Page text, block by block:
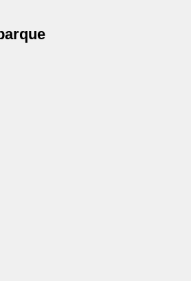
de agua y su
1660, Luis XIV encargó a
que inspiraría a
una colección titulada
anécdotas y secretos
el museo al aire libre